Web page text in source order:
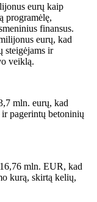
eurų kaip
programėlę,
finansus.
eurų, kad
steigėjams ir
veiklą.
mln. eurų, kad
pagerintų betoninių
mln. EUR, kad
kurą, skirtą kelių,